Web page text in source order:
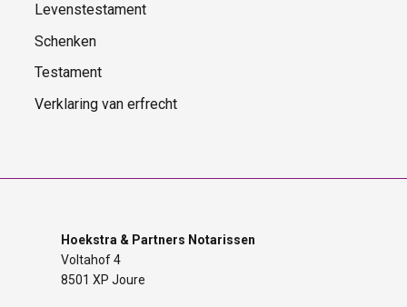
Levenstestament
Schenken
Testament
Verklaring van erfrecht
Hoekstra & Partners Notarissen
Voltahof 4
8501 XP Joure